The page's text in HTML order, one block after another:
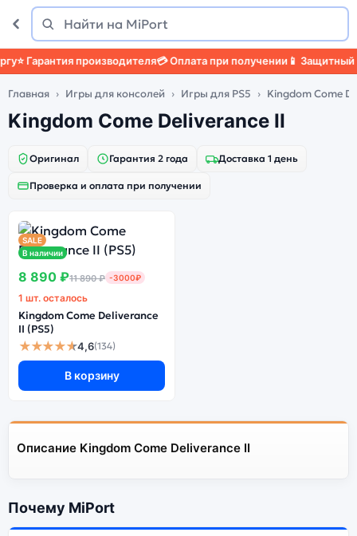
Поиск
Найти
⭐ Гарантия производителя💳 Оплата при получении📱 Защитный
Главная Игры для консолей Игры для PS5 Kingdom Come
Kingdom Come Deliverance II
Оригинал Гарантия 2 года Доставка 1 день
Проверка и оплата при получении
SALE
В наличии
8 890 ₽11 890 ₽ -3000₽
1 шт. осталось
Kingdom Come Deliverance
II (PS5)
★★★★★4,6(134)
В корзину
Описание Kingdom Come Deliverance II
Почему MiPort